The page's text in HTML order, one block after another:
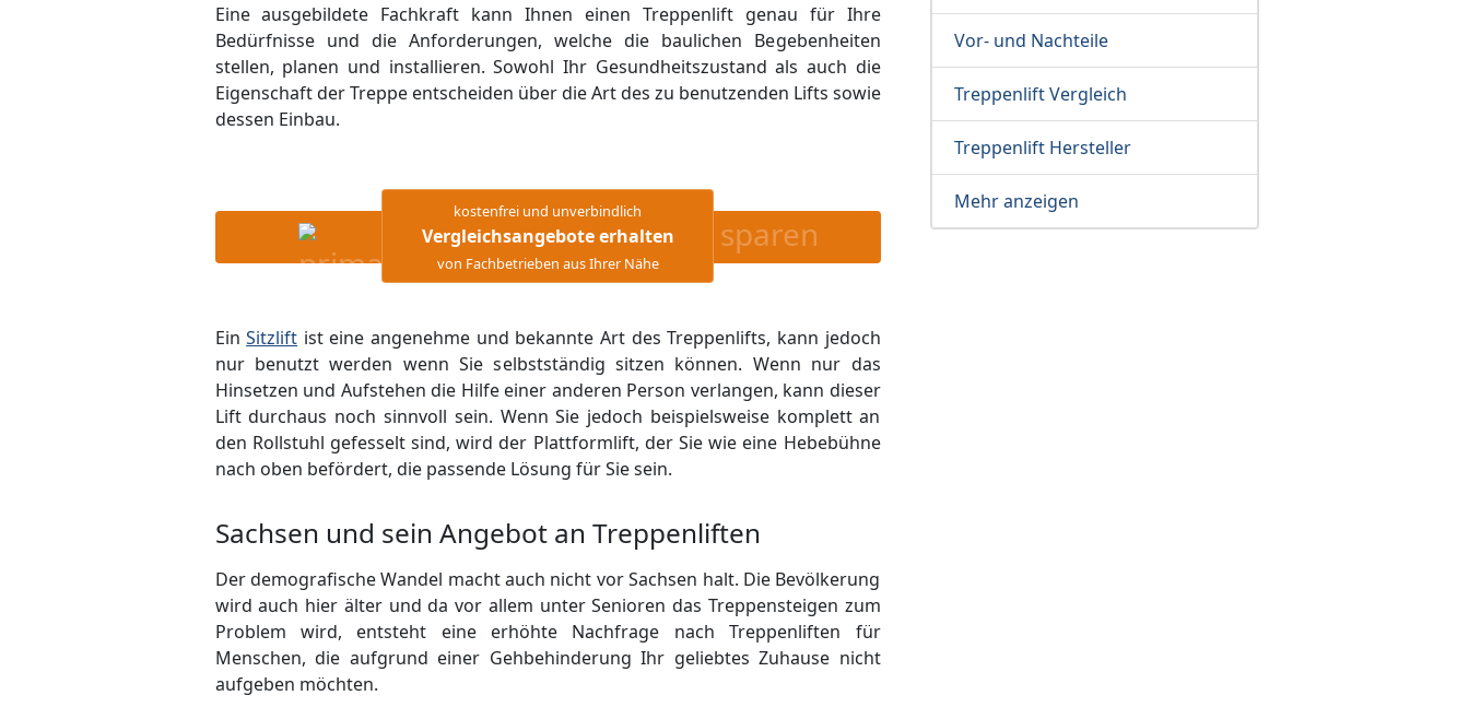
Eine ausgebildete Fachkraft kann Ihnen einen Treppenlift genau für Ihre
Bedürfnisse und die Anforderungen, welche die baulichen Begebenheiten
stellen, planen und installieren. Sowohl Ihr Gesundheitszustand als auch die
Eigenschaft der Treppe entscheiden über die Art des zu benutzenden Lifts sowie
dessen Einbau.
kostenfrei und unverbindlich
Vergleichsangebote erhalten
von Fachbetrieben aus Ihrer Nähe
sparen
EinSitzlift ist eine angenehme und bekannte Art des Treppenlifts, kann jedoch
nur benutzt werden wenn Sie selbstständig sitzen können. Wenn nur das
Hinsetzen und Aufstehen die Hilfe einer anderen Person verlangen, kann dieser
Lift durchaus noch sinnvoll sein. Wenn Sie jedoch beispielsweise komplett an
den Rollstuhl gefesselt sind, wird der Plattformlift, der Sie wie eine Hebebühne
nach oben befördert, die passende Lösung für Sie sein.
Sachsen und sein Angebot an Treppenliften
Der demografische Wandel macht auch nicht vor Sachsen halt. Die Bevölkerung
wird auch hier älter und da vor allem unter Senioren das Treppensteigen zum
Problem wird, entsteht eine erhöhte Nachfrage nach Treppenliften für
Menschen, die aufgrund einer Gehbehinderung Ihr geliebtes Zuhause nicht
aufgeben möchten.
Vor- und Nachteile
Treppenlift Vergleich
Treppenlift Hersteller
Mehr anzeigen